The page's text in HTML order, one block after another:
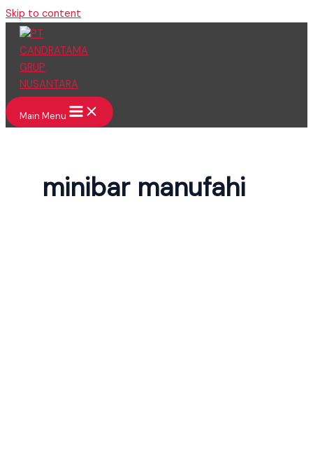
Skip to content
Main Menu
minibar manufahi